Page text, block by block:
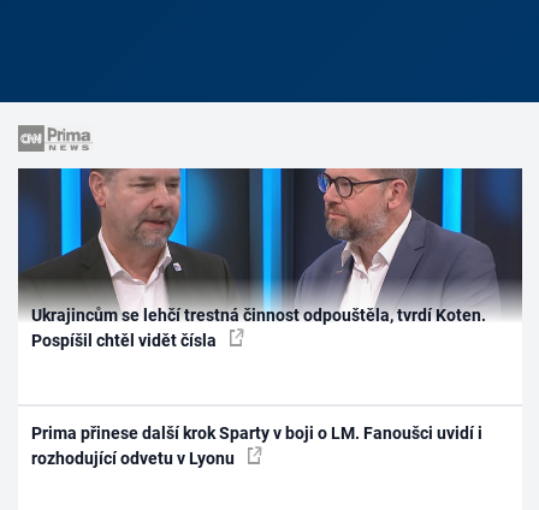
Ukrajincům se lehčí trestná činnost odpouštěla, tvrdí Koten.
Pospíšil chtěl vidět čísla
Prima přinese další krok Sparty v boji o LM. Fanoušci uvidí i
rozhodující odvetu v Lyonu